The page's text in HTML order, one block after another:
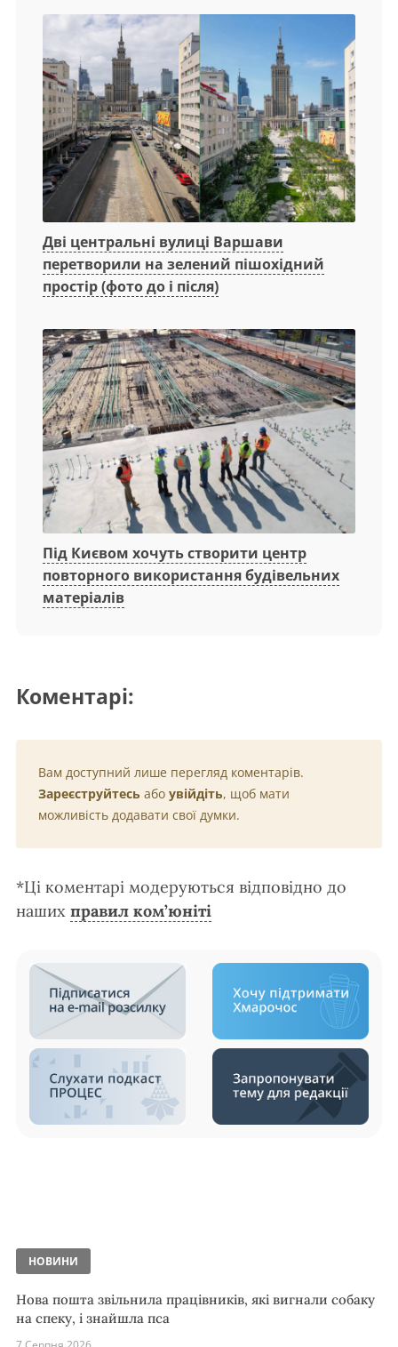
Дві центральні вулиці Варшави
перетворили на зелений пішохідний
простір (фото до і після)
Під Києвом хочуть створити центр
повторного використання будівельних
матеріалів
Коментарі:
Вам доступний лише перегляд коментарів.
Зареєструйтесь або увійдіть, щоб мати
можливість додавати свої думки.
*Ці коментарі модеруються відповідно до
наших правил ком’юніті
НОВИНИ
Нова пошта звільнила працівників, які вигнали собаку
на спеку, і знайшла пса